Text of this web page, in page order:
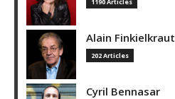
Alain Finkielkraut
202 Articles
Cyril Bennasar